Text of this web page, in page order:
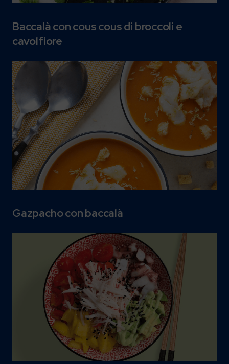
Baccalà con cous cous di broccoli e
cavolfiore
Gazpacho con baccalà